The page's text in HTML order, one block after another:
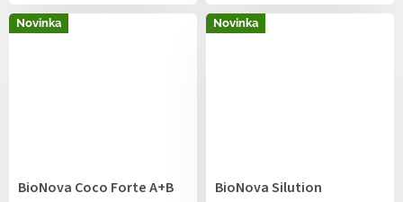
Novinka
BioNova Coco Forte A+B
Novinka
BioNova Silution